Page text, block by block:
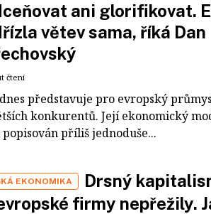
ani glorifikovat.
větev sama, říká Dan
čtení
představuje pro evropský
konkurentů. Její ekonomický
popisován příliš jednoduše...
EKONOMIKA
Drsný
firmy nepřežily.